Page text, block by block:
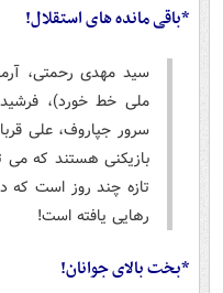
*باقی مانده های استقلال!
سید مهدی رحمتی،
ملی خط خورد)، فرشید
بازیکنی هستند که می
تازه چند روز است که
رهایی یافته است!
*بخت بالای جوانان!